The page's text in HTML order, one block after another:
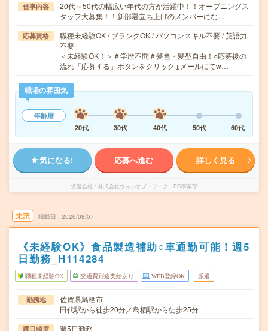
仕事内容
20代～50代の幅広い年代の方が活躍中！！オープニングス
タッフ大募集！！新部署立ち上げのメンバーにな…
応募資格
職種未経験OK / ブランクOK / パソコンスキル不要 / 英語力
不要
＜未経験OK！＞＃学歴不問＃髪色・髪型自由！○応募後の
流れ「応募する」ボタンをクリック↓メールにてw…
職場の雰囲気
年齢層
20代
30代 40代 50代 60代
気になる! 応募へ進む 詳しく見る
派遣会社 株式会社ウィルオブ・ワーク FO事業部
未読 掲載日 2026/08/07
《未経験OK》食品製造補助○車通勤可能！週5
日勤務_H114284
職種未経験OK 交通費別途支給あり WEB登録OK 派遣
勤務地
佐賀県鳥栖市
田代駅から徒歩20分／鳥栖駅から徒歩25分
曜日頻度 週5日勤務